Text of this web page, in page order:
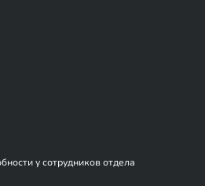
у сотрудников отдела